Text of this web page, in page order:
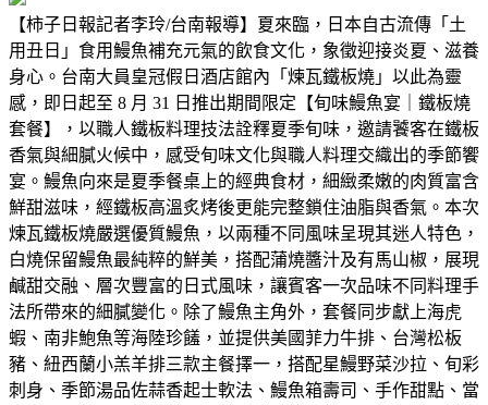
【柿子日報記者李玲/台南報導】夏來臨，日本自古流傳「土
用丑日」食用鰻魚補充元氣的飲食文化，象徵迎接炎夏、滋養
身心。台南大員皇冠假日酒店館內「煉瓦鐵板燒」以此為靈
感，即日起至 8 月 31 日推出期間限定【旬味鰻魚宴｜鐵板燒
套餐】，以職人鐵板料理技法詮釋夏季旬味，邀請饕客在鐵板
香氣與細膩火候中，感受旬味文化與職人料理交織出的季節饗
宴。鰻魚向來是夏季餐桌上的經典食材，細緻柔嫩的肉質富含
鮮甜滋味，經鐵板高溫炙烤後更能完整鎖住油脂與香氣。本次
煉瓦鐵板燒嚴選優質鰻魚，以兩種不同風味呈現其迷人特色，
白燒保留鰻魚最純粹的鮮美，搭配蒲燒醬汁及有馬山椒，展現
鹹甜交融、層次豐富的日式風味，讓賓客一次品味不同料理手
法所帶來的細膩變化。除了鰻魚主角外，套餐同步獻上海虎
蝦、南非鮑魚等海陸珍饈，並提供美國菲力牛排、台灣松板
豬、紐西蘭小羔羊排三款主餐擇一，搭配星鰻野菜沙拉、旬彩
刺身、季節湯品佐蒜香起士軟法、鰻魚箱壽司、手作甜點、當